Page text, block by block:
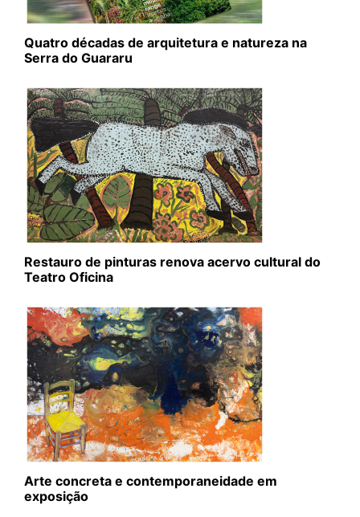
Quatro décadas de arquitetura e natureza na
Serra do Guararu
Restauro de pinturas renova acervo cultural do
Teatro Oficina
Arte concreta e contemporaneidade em
exposição